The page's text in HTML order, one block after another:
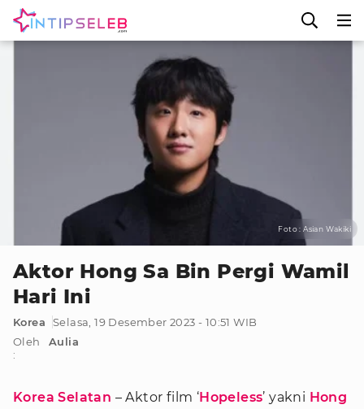
Foto : Asian Wakiki
Aktor Hong Sa Bin Pergi Wamil
Hari Ini
Korea
Selasa, 19 Desember 2023 - 10:51 WIB
Oleh
:
Aulia
Korea Selatan – Aktor film ‘Hopeless’ yakni Hong